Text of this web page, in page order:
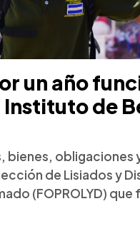
un año
de
bienes, obligaciones
de Lisiados y
(FOPROLYD) que